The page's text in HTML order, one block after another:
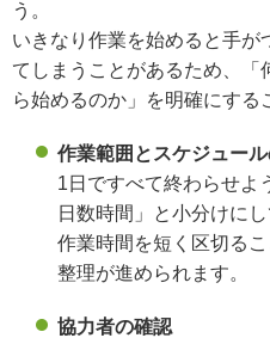
う。
いきなり作業を始めると手
てしまうことがあるため、
ら始めるのか」を明確にする
作業範囲とスケジュー
1日ですべて終わらせよ
日数時間」と小分けに
作業時間を短く区切る
整理が進められます。
協力者の確認